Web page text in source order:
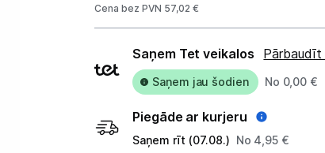
Sadzīves tehnika
Cena bez PVN 57,02 €
Piegādes
veidi
Saņem Tet veikalos Pārbaudīt
Saņem jau šodien No 0,00 €
Piegāde ar kurjeru
Saņem rīt (07.08.) No 4,95 €